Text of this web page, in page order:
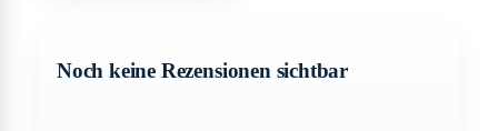
Noch keine Rezensionen sichtbar